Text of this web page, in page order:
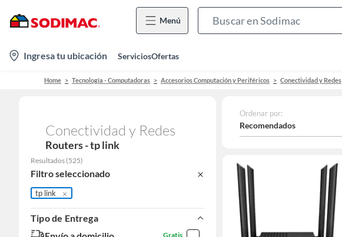
Menú
location-
icon
Ingresa tu ubicación ServiciosOfertas
Home Tecnología - Computadoras Accesorios Computación y Periféricos Conectividad y Redes
Conectividad y Redes
Routers - tp link
Resultados (525)
Filtro seleccionado
tp link
Tipo de Entrega
Gratis
Ordenar por:
Recomendados